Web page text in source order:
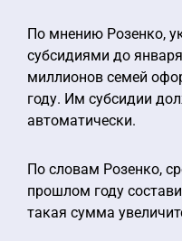
По мнению Розенко,
субсидиями до
миллионов семей
году. Им субсидии
автоматически.
По словам Розенко,
прошлом году
такая сумма